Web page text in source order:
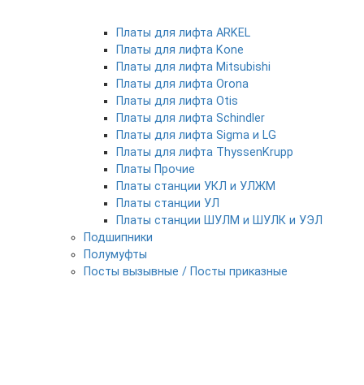
Платы для лифта ARKEL
Платы для лифта Kone
Платы для лифта Mitsubishi
Платы для лифта Orona
Платы для лифта Otis
Платы для лифта Schindler
Платы для лифта Sigma и LG
Платы для лифта ThyssenKrupp
Платы Прочие
Платы станции УКЛ и УЛЖМ
Платы станции УЛ
Платы станции ШУЛМ и ШУЛК и УЭЛ
Подшипники
Полумуфты
Посты вызывные / Посты приказные